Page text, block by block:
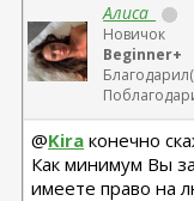
Алиса_
Новичок
Beginner+
@Kira конечно
Как минимум Вы
имеете право на